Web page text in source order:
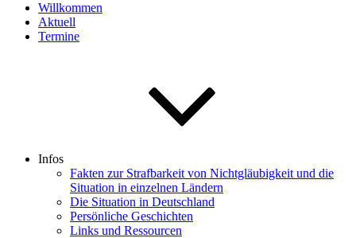
Willkommen
Aktuell
Termine
Infos
Fakten zur Strafbarkeit von Nichtgläubigkeit und die
Situation in einzelnen Ländern
Die Situation in Deutschland
Persönliche Geschichten
Links und Ressourcen